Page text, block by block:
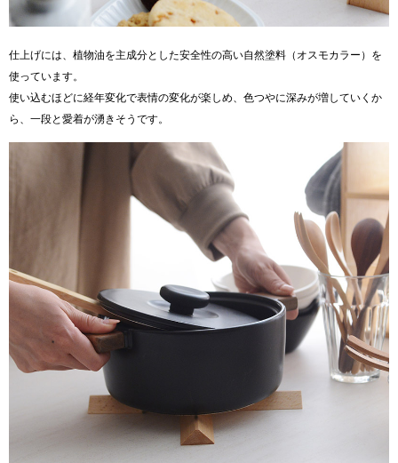
仕上げには、植物油を主成分とした安全性の高い自然塗料（オスモカラー）を
使っています。
使い込むほどに経年変化で表情の変化が楽しめ、色つやに深みが増していくか
ら、一段と愛着が湧きそうです。